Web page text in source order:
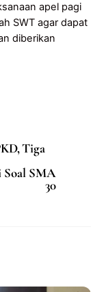
apel pagi
SWT agar dapat
diberikan
Tiga
Soal SMA
30